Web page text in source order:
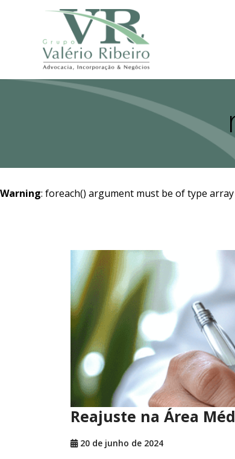
Warning: foreach() argument must be of type
Reajuste na Área
20 de junho de 2024